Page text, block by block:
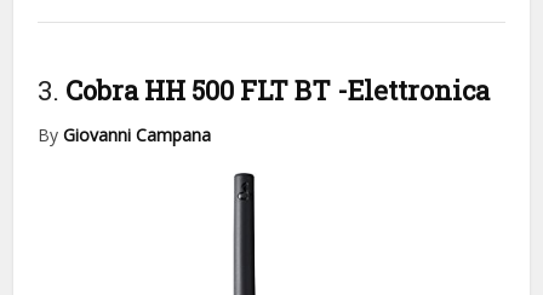
3. Cobra HH 500 FLT BT -Elettronica
ByGiovanni Campana